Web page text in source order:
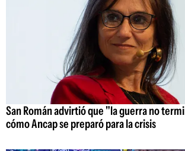
San Román advirtió que "la guerra no
cómo Ancap se preparó para la crisis